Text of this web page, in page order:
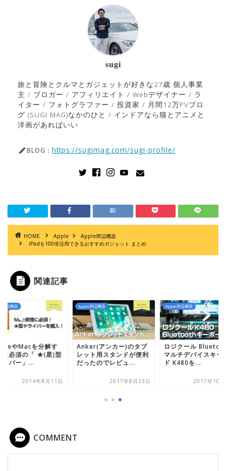
sugi
旅と冒険とクルマとガジェットが好きな27歳 個人事業
主 / ブロガー / アフィリエイト / Webデザイナー / ラ
イター / フォトグラファー / 投資家 / 月間12万PVブロ
グ (SUGI MAG)なかのひと / インドアなら猫とアニメと
洋画があればいい
BLOG： https://sugimag.com/sugi-profile/
HOME Apple
Apple周辺機器
iPadを100倍活用できるおすすめガジェット まとめ
関連記事
周辺機器
やMacを分解す
に必須の「 ★(星)型
イバー」...
2014年8月11日
Apple周辺機器
Anker(アンカー)のタブ
レット用スタンドが便利
だったのでレビュ...
2017年8月23日
Apple周辺機器
ロジクール
マルチデバイスキー
ド K480を...
2017年10
COMMENT